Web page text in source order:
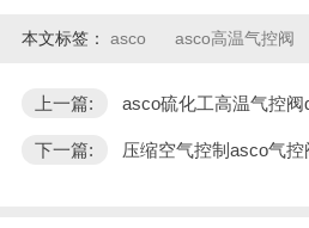
本文标签： asco asco高温气控阀
上一篇: asco硫化工高温气控阀
下一篇: 压缩空气控制asco气